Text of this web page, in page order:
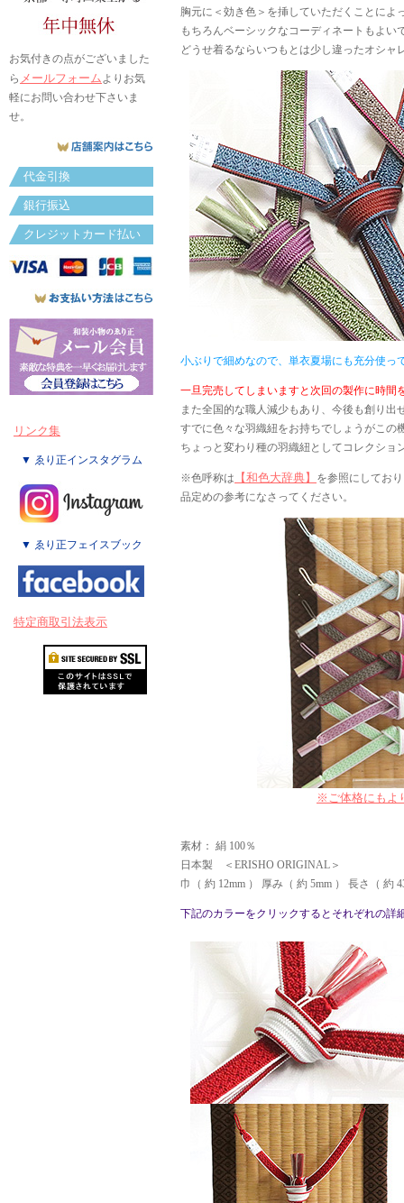
お気付きの点がございました
ら メールフォームよりお気
軽にお問い合わせ下さいま
せ。
代金引換
銀行振込
クレジットカード払い
リンク集
▼ ゑり正インスタグラム
▼ ゑり正フェイスブック
特定商取引法表示
胸元に＜効き色＞を挿していただくことによ
もちろんベーシックなコーディネートもよい
どうせ着るならいつもとは少し違ったオシ
小ぶりで細めなので、単衣夏場にも充分使っ
一旦完売してしまいますと次回の製作に時間
また全国的な職人減少もあり、今後も創り
すでに色々な羽織紐をお持ちでしょうがこの
ちょっと変わり種の羽織紐としてコレクショ
※色呼称は 【和色大辞典】
を参照にしてお
品定めの参考になさってください。
※ご体格にもよ
素材： 絹 100％
日本製 ＜ERISHO ORIGINAL＞
巾（ 約 12mm ） 厚み（ 約 5mm ） 長さ（ 約
下記のカラーをクリックするとそれぞれの詳